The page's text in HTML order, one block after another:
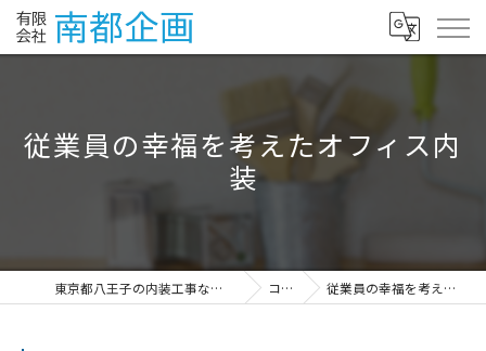
従業員の幸福を考えたオフィス内
装
東京都八王子の内装工事なら有限会社南都企画 コラム 従業員の幸福を考えたオフィス内装